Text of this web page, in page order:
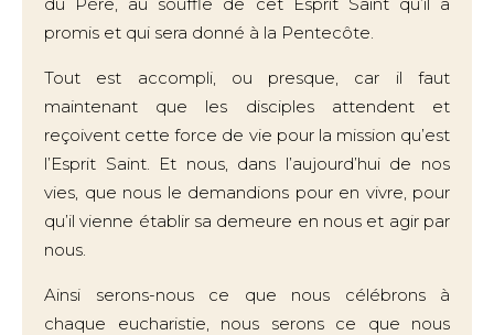
promis et qui sera donné à la Pentecôte.
Tout est accompli, ou presque, car il faut
maintenant que les disciples attendent et
reçoivent cette force de vie pour la mission qu’est
l’Esprit Saint. Et nous, dans l’aujourd’hui de nos
vies, que nous le demandions pour en vivre, pour
qu’il vienne établir sa demeure en nous et agir par
nous.
Ainsi serons-nous ce que nous célébrons à
chaque eucharistie, nous serons ce que nous